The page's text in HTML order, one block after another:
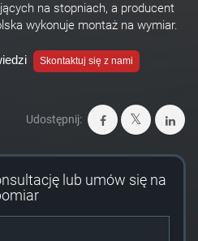
na stopniach, a producent
wykonuje montaż na wymiar.
Skontaktuj się z nami
Udostępnij:
lub umów się na